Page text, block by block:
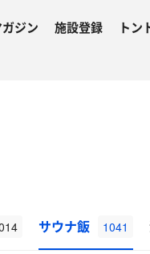
ジン 施設登録 トン
サウナ飯 1041